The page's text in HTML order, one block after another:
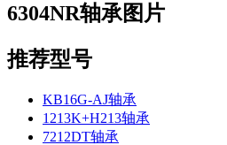
6304NR轴承图片
推荐型号
KB16G-AJ轴承
1213K+H213轴承
7212DT轴承